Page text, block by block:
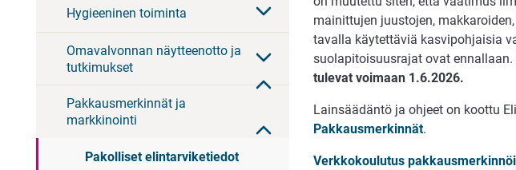
Hygieeninen toiminta
Omavalvonnan näytteenotto ja
tutkimukset
Pakkausmerkinnät ja
markkinointi
Pakolliset elintarviketiedot
mainittujen juustojen,
tavalla käytettäviä kasvipohjaisia
suolapitoisuusrajat ovat ennallaan.
tulevat voimaan 1.6.2026.
Lainsäädäntö ja ohjeet on koottu
Pakkausmerkinnät.
Verkkokoulutus